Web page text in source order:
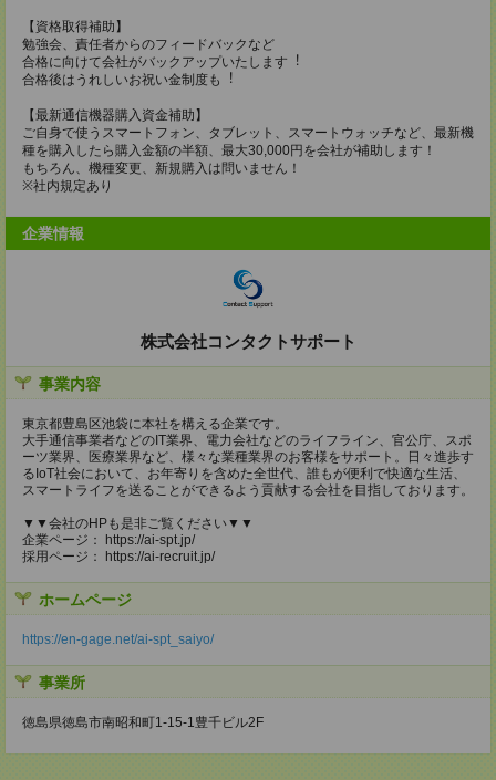
【資格取得補助】
勉強会、責任者からのフィードバックなど
合格に向けて会社がバックアップいたします︕
合格後はうれしいお祝い⾦制度も︕
【最新通信機器購⼊資⾦補助】
ご自身で使うスマートフォン、タブレット、スマートウォッチなど、最新機
種を購入したら購入金額の半額、最大30,000円を会社が補助します！
もちろん、機種変更、新規購入は問いません！
※社内規定あり
企業情報
株式会社コンタクトサポート
事業内容
東京都豊島区池袋に本社を構える企業です。
大手通信事業者などのIT業界、電力会社などのライフライン、官公庁、スポ
ーツ業界、医療業界など、様々な業種業界のお客様をサポート。日々進歩す
るIoT社会において、お年寄りを含めた全世代、誰もが便利で快適な生活、
スマートライフを送ることができるよう貢献する会社を目指しております。
▼▼会社のHPも是非ご覧ください▼▼
企業ページ： https://ai-spt.jp/
採用ページ： https://ai-recruit.jp/
ホームページ
https://en-gage.net/ai-spt_saiyo/
事業所
徳島県徳島市南昭和町1-15-1豊千ビル2F